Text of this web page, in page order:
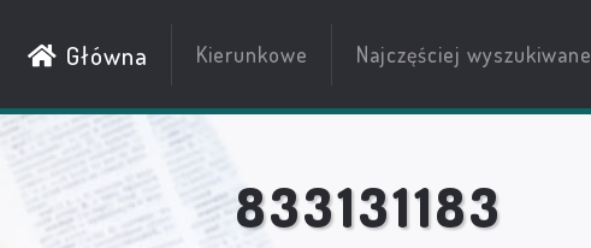
Główna Kierunkowe Najczęściej wyszukiwane
833131183